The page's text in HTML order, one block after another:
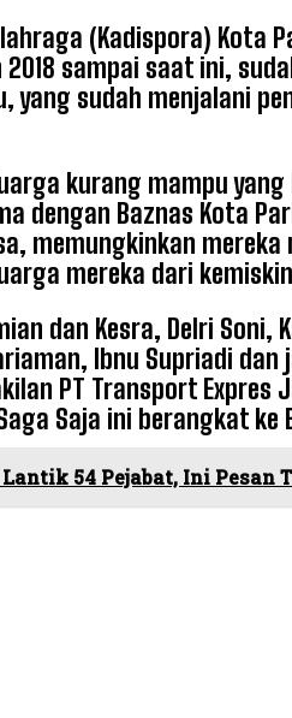
(Kadispora) Kota
sampai saat ini,
yang sudah menjalani
kurang mampu
dengan Baznas Kota
memungkinkan
mereka dari
dan Kesra, Delri
Ibnu Supriadi
PT Transport
Saja ini berangkat ke
54 Pejabat, Ini Pesan